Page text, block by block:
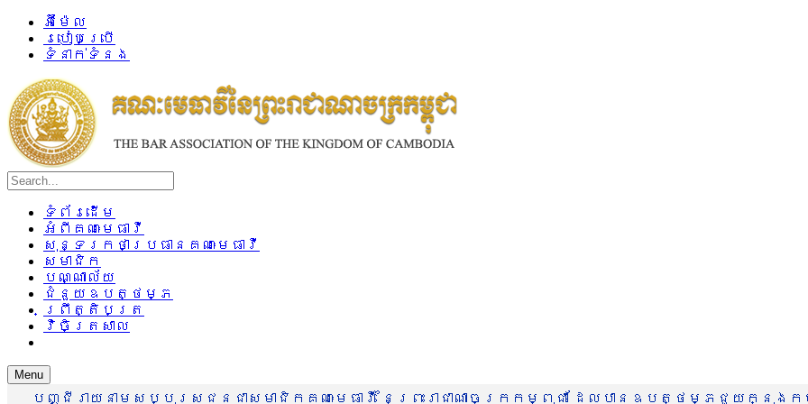
អ៊ីម៉ែល
របៀបប្រើ
ទំនាក់ទំនង
ទំព័រដើម
អំពីគណៈមេធាវី
សុន្ទរកថាប្រធានគណៈមេធាវី
សមាជិក
បណ្ណាល័យ
ជំនួយឧបត្ថម្ភ
ព្រឹត្តិបត្រ
វិចិត្រសាល
Menu
បញ្ជីរាយនាមសប្បុរសជនជាសមាជិកគណៈមេធាវី នៃព្រះរាជាណាចក្រកម្ពុជា ដែលបានឧបត្ថម្ភជួយក្នុង